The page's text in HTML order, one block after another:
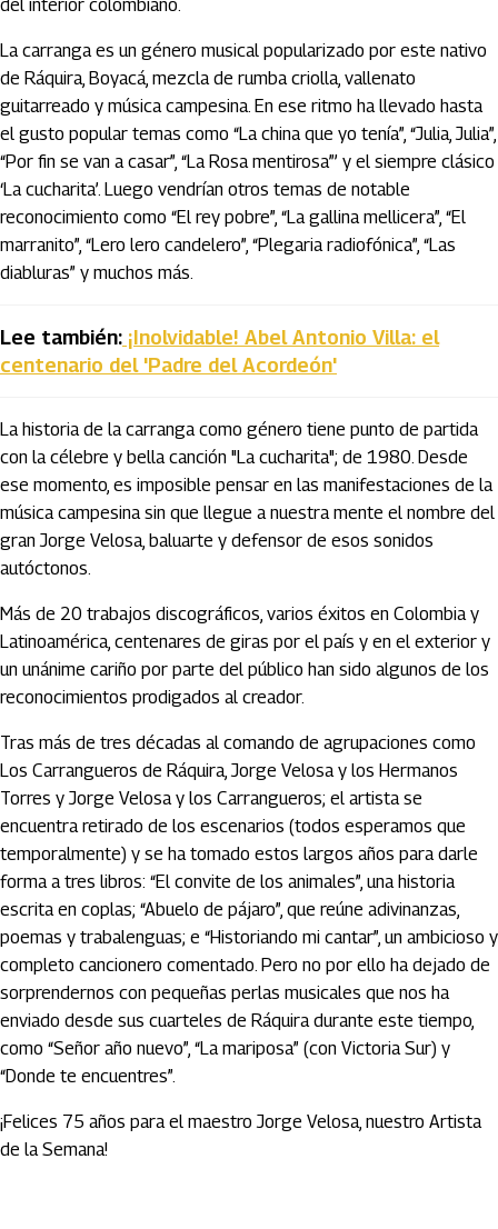
del interior colombiano.
La carranga es un género musical popularizado por este nativo
de Ráquira, Boyacá, mezcla de rumba criolla, vallenato
guitarreado y música campesina. En ese ritmo ha llevado hasta
el gusto popular temas como “La china que yo tenía”, “Julia, Julia”,
“Por fin se van a casar”, “La Rosa mentirosa”’ y el siempre clásico
‘La cucharita’. Luego vendrían otros temas de notable
reconocimiento como “El rey pobre”, “La gallina mellicera”, “El
marranito”, “Lero lero candelero”, “Plegaria radiofónica”, “Las
diabluras” y muchos más.
Lee también: ¡Inolvidable! Abel Antonio Villa: el
centenario del 'Padre del Acordeón'
La historia de la carranga como género tiene punto de partida
con la célebre y bella canción "La cucharita"; de 1980. Desde
ese momento, es imposible pensar en las manifestaciones de la
música campesina sin que llegue a nuestra mente el nombre del
gran Jorge Velosa, baluarte y defensor de esos sonidos
autóctonos.
Más de 20 trabajos discográficos, varios éxitos en Colombia y
Latinoamérica, centenares de giras por el país y en el exterior y
un unánime cariño por parte del público han sido algunos de los
reconocimientos prodigados al creador.
Tras más de tres décadas al comando de agrupaciones como
Los Carrangueros de Ráquira, Jorge Velosa y los Hermanos
Torres y Jorge Velosa y los Carrangueros; el artista se
encuentra retirado de los escenarios (todos esperamos que
temporalmente) y se ha tomado estos largos años para darle
forma a tres libros: “El convite de los animales”, una historia
escrita en coplas; “Abuelo de pájaro”, que reúne adivinanzas,
poemas y trabalenguas; e “Historiando mi cantar”, un ambicioso y
completo cancionero comentado. Pero no por ello ha dejado de
sorprendernos con pequeñas perlas musicales que nos ha
enviado desde sus cuarteles de Ráquira durante este tiempo,
como “Señor año nuevo”, “La mariposa” (con Victoria Sur) y
“Donde te encuentres”.
¡Felices 75 años para el maestro Jorge Velosa, nuestro Artista
de la Semana!